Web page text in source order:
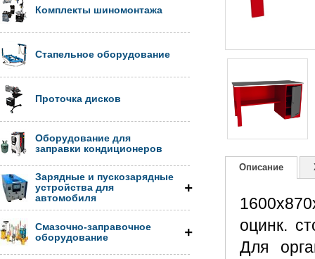
Описание
оцинк.
Для
Комплекты шиномонтажа
Стапельное оборудование
Проточка дисков
Оборудование для
заправки кондиционеров
Зарядные и пускозарядные
устройства для
автомобиля
Смазочно-заправочное
оборудование